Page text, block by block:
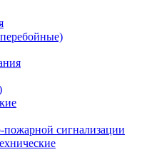
пожарной сигнализации